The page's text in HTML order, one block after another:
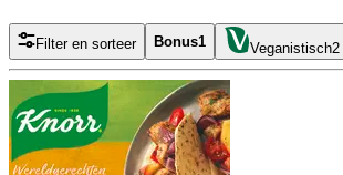
Filter en sorteer Bonus1 Veganistisch2